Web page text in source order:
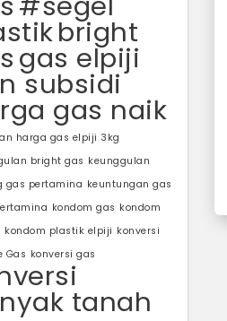
bright
gas elpiji
subsidi
gas naik
harga gas elpiji 3kg
bright gas keunggulan
gas pertamina keuntungan gas
kondom gas kondom
kondom plastik elpiji konversi
Gas konversi gas
tanah